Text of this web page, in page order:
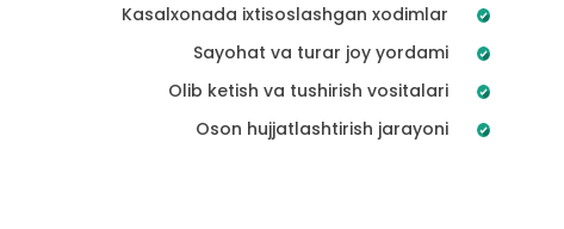
Kasalxonada ixtisoslashgan xodimlar
Sayohat va turar joy yordami
Olib ketish va tushirish vositalari
Oson hujjatlashtirish jarayoni